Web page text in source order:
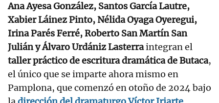
Ana Ayesa González, Santos García Lautre,
Xabier Láinez Pinto, Nélida Oyaga Oyeregui,
Irina Parés Ferré, Roberto San Martín San
Julián y Álvaro Urdániz Lasterraintegran el
taller práctico de escritura dramática de Butaca,
el único que se imparte ahora mismo en
Pamplona, que comenzó en otoño de 2024 bajo